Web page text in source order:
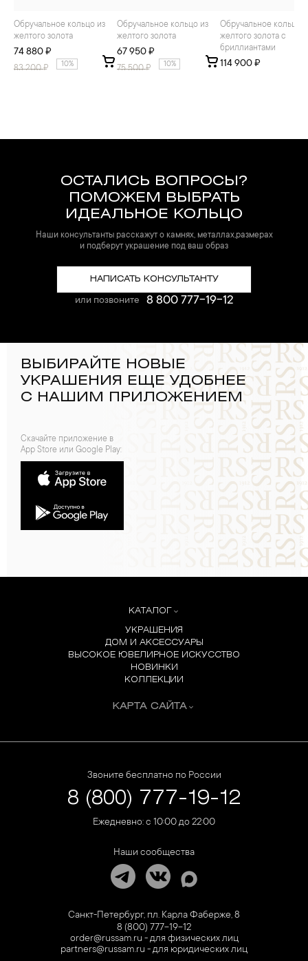
Обручальное кольцо из
желтого золота
74 880 ₽
83 200₽ 10%
Обручальное кольцо из
желтого золота
67 950 ₽
75 500₽ 10%
Обручальное кольцо из
желтого золота с
бриллиантами
114 900 ₽
ОСТАЛИСЬ ВОПРОСЫ?
ПОМОЖЕМ ВЫБРАТЬ
ИДЕАЛЬНОЕ КОЛЬЦО
Наши консультанты расскажут о камнях, металлах,размерах
и подберут украшение под ваш образ
НАПИСАТЬ КОНСУЛЬТАНТУ
или позвоните 8 800 777-19-12
ВЫБИРАЙТЕ НОВЫЕ
УКРАШЕНИЯ ЕЩЕ УДОБНЕЕ
С НАШИМ ПРИЛОЖЕНИЕМ
Скачайте приложение в
App Store или Google Play:
КАТАЛОГ
УКРАШЕНИЯ
ДОМ И АКСЕССУАРЫ
ВЫСОКОЕ ЮВЕЛИРНОЕ ИСКУССТВО
НОВИНКИ
КОЛЛЕКЦИИ
КАРТА САЙТА
Звоните бесплатно по России
8 (800) 777-19-12
Ежедневно: с 10:00 до 22:00
Наши сообщества
Санкт-Петербург, пл. Карла Фаберже, 8
8 (800) 777-19-12
order@russam.ru - для физических лиц
partners@russam.ru - для юридических лиц